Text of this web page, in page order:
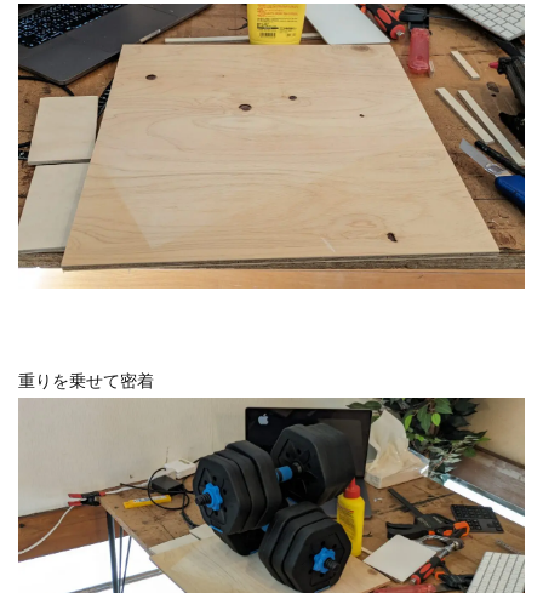
重りを乗せて密着